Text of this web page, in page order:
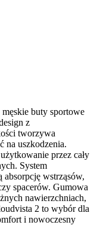
buty sportowe
z
tworzywa
na uszkodzenia.
przez cały
System
absorpcję wstrząsów,
spacerów. Gumowa
nawierzchniach,
2 to wybór dla
i nowoczesny